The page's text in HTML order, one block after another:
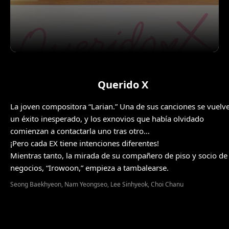
Querido X
La joven compositora “Larian.” Una de sus canciones se
un éxito inesperado, y los exnovios que había olvidado
comienzan a contactarla uno tras otro…
¡Pero cada EX tiene intenciones diferentes!
Mientras tanto, la mirada de su compañero de piso y socio de
negocios, “Irowoon,” empieza a tambalearse.
Seong Baekhyeon, Nam Yeongseo, Lee Sinhyeok, Choi Chanu